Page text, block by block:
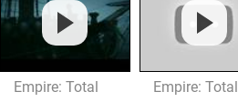
Empire: Total
Empire: Total